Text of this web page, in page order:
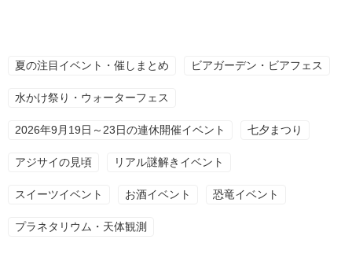
夏の注目イベント・催しまとめ ビアガーデン・ビアフェス
水かけ祭り・ウォーターフェス
2026年9月19日～23日の連休開催イベント 七夕まつり
アジサイの見頃 リアル謎解きイベント
スイーツイベント お酒イベント 恐竜イベント
プラネタリウム・天体観測